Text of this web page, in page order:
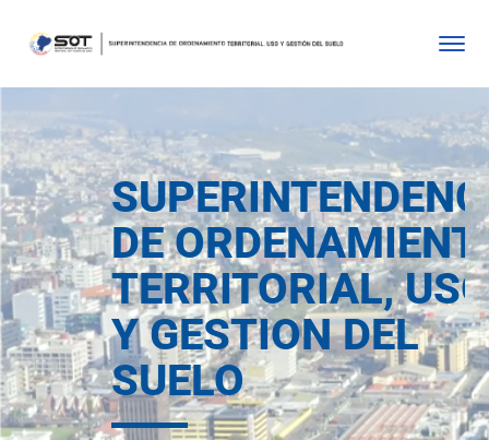
DE
TERRITORIAL,
Y GESTION DEL
SUELO